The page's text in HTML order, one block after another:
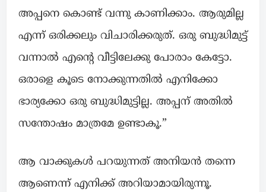
അപ്പനെ കൊണ്ട് വന്നു കാണിക്കാം. ആരുമില്ല
എന്ന് ഒരിക്കലും വിചാരിക്കരുത്. ഒരു ബുദ്ധിമുട്ട്
വന്നാൽ എൻ്റെ വീട്ടിലേക്കു പോരാം കേട്ടോ.
ഒരാളെ കൂടെ നോക്കുന്നതിൽ എനിക്കോ
ഭാര്യക്കോ ഒരു ബുദ്ധിമുട്ടില്ല. അപ്പന് അതിൽ
സന്തോഷം മാത്രമേ ഉണ്ടാകൂ.”
ആ വാക്കുകൾ പറയുന്നത് അനിയൻ തന്നെ
ആണെന്ന് എനിക്ക് അറിയാമായിരുന്നൂ.